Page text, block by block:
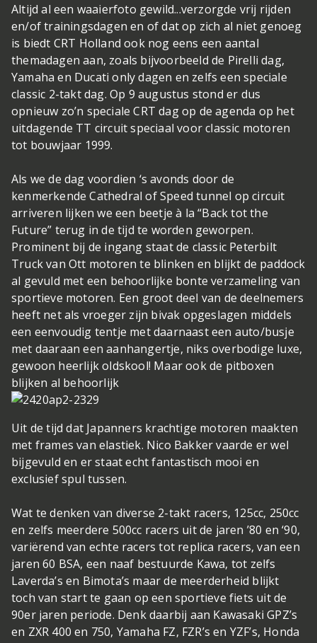
Altijd al een waaierfoto gewild...verzorgde vrij rijden
en/of trainingsdagen en of dat op zich al niet genoeg
is biedt CRT Holland ook nog eens een aantal
themadagen aan, zoals bijvoorbeeld de Pirelli dag,
Yamaha en Ducati only dagen en zelfs een speciale
classic 2-takt dag. Op 9 augustus stond er dus
opnieuw zo’n speciale CRT dag op de agenda op het
uitdagende TT circuit speciaal voor classic motoren
tot bouwjaar 1999.
Als we de dag voordien ‘s avonds door de
kenmerkende Cathedral of Speed tunnel op circuit
arriveren lijken we een beetje à la “Back tot the
Future” terug in de tijd te worden geworpen.
Prominent bij de ingang staat de classic Peterbilt
Truck van Ott motoren te blinken en blijkt de paddock
al gevuld met een behoorlijke bonte verzameling van
sportieve motoren. Een groot deel van de deelnemers
heeft net als vroeger zijn bivak opgeslagen middels
een eenvoudig tentje met daarnaast een auto/busje
met daaraan een aanhangertje, niks overbodige luxe,
gewoon heerlijk oldskool! Maar ook de pitboxen
blijken al behoorlijk
Uit de tijd dat Japanners krachtige motoren maakten
met frames van elastiek. Nico Bakker vaarde er wel
bijgevuld en er staat echt fantastisch mooi en
exclusief spul tussen.
Wat te denken van diverse 2-takt racers, 125cc, 250cc
en zelfs meerdere 500cc racers uit de jaren ’80 en ‘90,
variërend van echte racers tot replica racers, van een
jaren 60 BSA, een naaf bestuurde Kawa, tot zelfs
Laverda’s en Bimota’s maar de meerderheid blijkt
toch van start te gaan op een sportieve fiets uit de
90er jaren periode. Denk daarbij aan Kawasaki GPZ’s
en ZXR 400 en 750, Yamaha FZ, FZR’s en YZF’s, Honda